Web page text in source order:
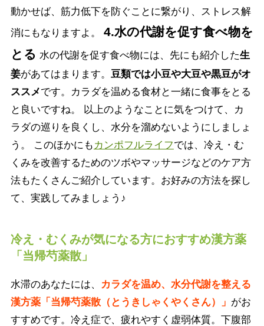
動かせば、筋力低下を防ぐことに繋がり、ストレス解
消にもなりますよ。 4.水の代謝を促す食べ物を
とる 水の代謝を促す食べ物には、先にも紹介した生
姜があてはまります。 豆類では小豆や大豆や黒豆がオ
ススメです。カラダを温める食材と一緒に食事をとる
と良いですね。 以上のようなことに気をつけて、カ
ラダの巡りを良くし、水分を溜めないようにしましょ
う。 このほかにも カンポフルライフでは、冷え・む
くみを改善するためのツボやマッサージなどのケア方
法もたくさんご紹介しています。お好みの方法を探し
て、実践してみましょう♪
冷え・むくみが気になる方におすすめ漢方薬
「当帰芍薬散」
水滞のあなたには、 カラダを温め、水分代謝を整える
漢方薬「当帰芍薬散（とうきしゃくやくさん）」 がお
すすめです。冷え症で、疲れやすく虚弱体質。下腹部